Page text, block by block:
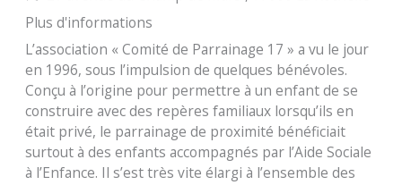
Plus d'informations
L’association « Comité de Parrainage 17 » a vu le jour
en 1996, sous l’impulsion de quelques bénévoles.
Conçu à l’origine pour permettre à un enfant de se
construire avec des repères familiaux lorsqu’ils en
était privé, le parrainage de proximité bénéficiait
surtout à des enfants accompagnés par l’Aide Sociale
à l’Enfance. Il s’est très vite élargi à l’ensemble des